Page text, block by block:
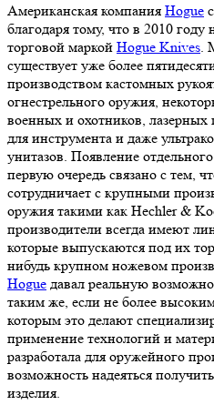
Американская компания Hogue
благодаря тому, что в 2010
торговой маркой Hogue Knives .
существует уже более
производством кастомных
огнестрельного оружия,
военных и охотников, лазерных
для инструмента и даже
унитазов. Появление
первую очередь связано с тем,
сотрудничает с крупными
оружия такими как Hechler &
производители всегда имеют
которые выпускаются под их
нибудь крупном ножевом
Hogue давал реальную
таким же, если не более
которым это делают
применение технологий и
разработала для оружейного
возможность надеяться
изделия.